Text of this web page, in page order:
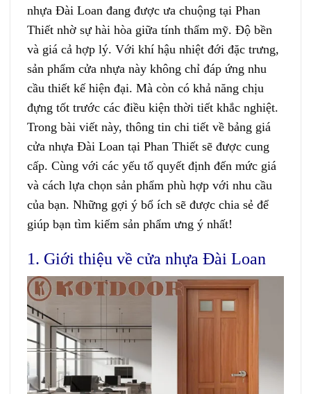
nhựa Đài Loan đang được ưa chuộng tại Phan
Thiết nhờ sự hài hòa giữa tính thẩm mỹ. Độ bền
và giá cả hợp lý. Với khí hậu nhiệt đới đặc trưng,
sản phẩm cửa nhựa này không chỉ đáp ứng nhu
cầu thiết kế hiện đại. Mà còn có khả năng chịu
đựng tốt trước các điều kiện thời tiết khắc nghiệt.
Trong bài viết này, thông tin chi tiết về bảng giá
cửa nhựa Đài Loan tại Phan Thiết sẽ được cung
cấp. Cùng với các yếu tố quyết định đến mức giá
và cách lựa chọn sản phẩm phù hợp với nhu cầu
của bạn. Những gợi ý bổ ích sẽ được chia sẻ để
giúp bạn tìm kiếm sản phẩm ưng ý nhất!
1. Giới thiệu về cửa nhựa Đài Loan